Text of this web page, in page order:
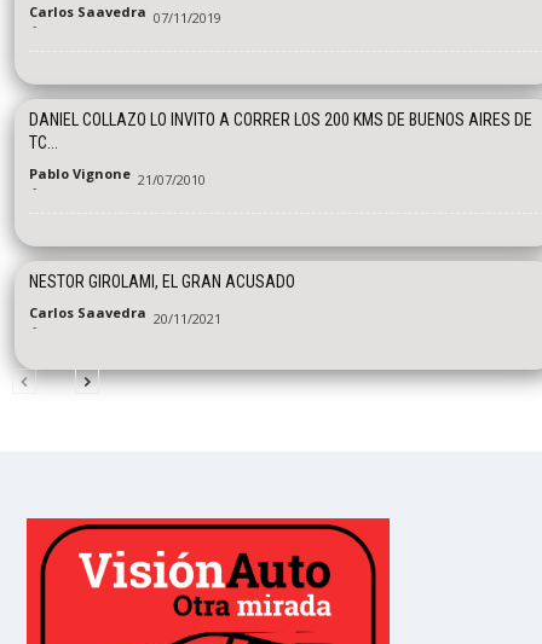
Carlos Saavedra
- 07/11/2019
DANIEL COLLAZO LO INVITO A CORRER LOS 200 KMS DE BUENOS AIRES DE
TC...
Pablo Vignone
- 21/07/2010
NESTOR GIROLAMI, EL GRAN ACUSADO
Carlos Saavedra
- 20/11/2021